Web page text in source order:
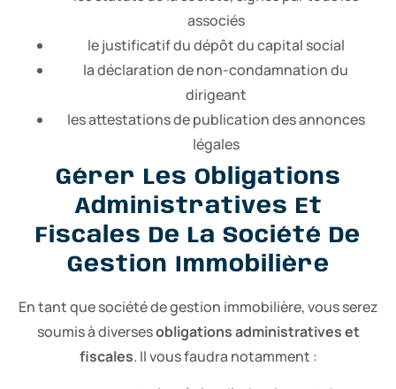
associés
le justificatif du dépôt du capital social
la déclaration de non-condamnation du
dirigeant
les attestations de publication des annonces
légales
Gérer Les Obligations
Administratives Et
Fiscales De La Société De
Gestion Immobilière
En tant que société de gestion immobilière, vous serez
soumis à diversesobligations administratives et
fiscales. Il vous faudra notamment :